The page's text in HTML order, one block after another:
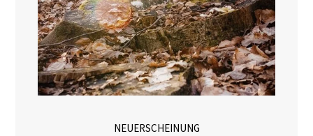
NEUERSCHEINUNG